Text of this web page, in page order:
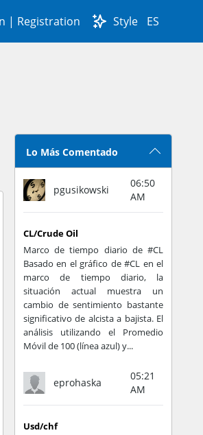
| Registration Style ES
Lo Más Comentado
pgusikowski
06:50
AM
CL/Crude Oil
Marco de tiempo diario de #CL
Basado en el gráfico de #CL en el
marco de tiempo diario, la
situación actual muestra un
cambio de sentimiento bastante
significativo de alcista a bajista. El
análisis utilizando el Promedio
Móvil de 100 (línea azul) y...
eprohaska
05:21
AM
Usd/chf